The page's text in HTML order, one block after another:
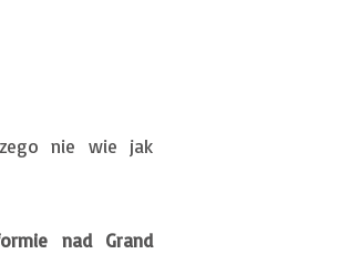
nie wie jak
nad Grand